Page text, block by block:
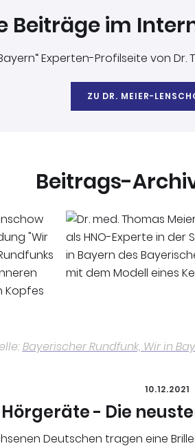
Beiträge im
Experten-Profilseite von
ZU DR. MEIER-
Beitrags-
Bayerischer Rundfunk, Wir in
10.12.2021
Hörgeräte - Die
Deutschen tragen eine